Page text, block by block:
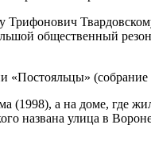
общественный
(1998), а на доме, где
названа улица в